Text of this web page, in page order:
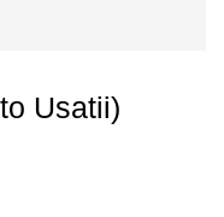
Usatii)